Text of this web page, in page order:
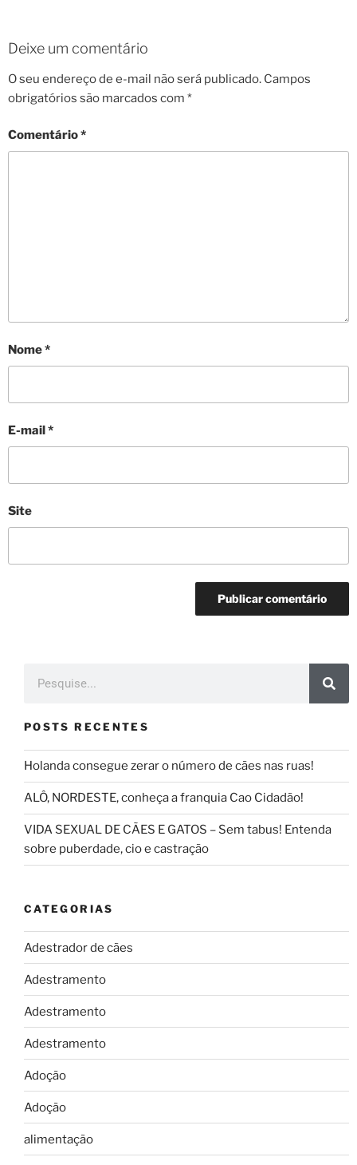
Deixe um comentário
O seu endereço de e-mail não será publicado. Campos
obrigatórios são marcados com *
Comentário*
Nome*
E-mail*
Site
POSTS RECENTES
Holanda consegue zerar o número de cães nas ruas!
ALÔ, NORDESTE, conheça a franquia Cao Cidadão!
VIDA SEXUAL DE CÃES E GATOS – Sem tabus! Entenda
sobre puberdade, cio e castração
CATEGORIAS
Adestrador de cães
Adestramento
Adestramento
Adestramento
Adoção
Adoção
alimentação